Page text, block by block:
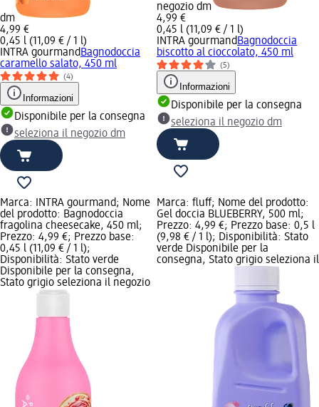
dm
4,99 €
0,45 l (11,09 € / 1 l)
INTRA gourmandBagnodoccia
caramello salato, 450 ml
(4)
Informazioni
Disponibile per la consegna
seleziona il negozio dm
negozio dm
4,99 €
0,45 l (11,09 € / 1 l)
INTRA gourmandBagnodoccia
biscotto al cioccolato, 450 ml
(5)
Informazioni
Disponibile per la consegna
seleziona il negozio dm
Marca: INTRA gourmand; Nome
del prodotto: Bagnodoccia
fragolina cheesecake, 450 ml;
Prezzo: 4,99 €; Prezzo base:
0,45 l (11,09 € / 1 l);
Disponibilità: Stato verde
Disponibile per la consegna,
Stato grigio seleziona il negozio
Marca: fluff; Nome del prodotto:
Gel doccia BLUEBERRY, 500 ml;
Prezzo: 4,99 €; Prezzo base: 0,5 l
(9,98 € / 1 l); Disponibilità: Stato
verde Disponibile per la
consegna, Stato grigio seleziona il